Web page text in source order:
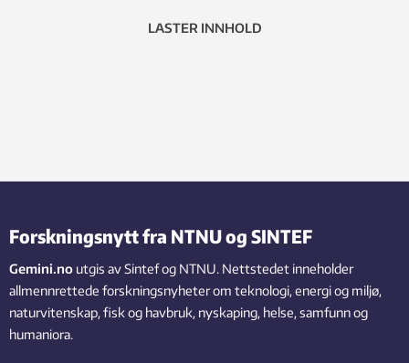
LASTER INNHOLD
Forskningsnytt fra NTNU og SINTEF
Gemini.no utgis av Sintef og NTNU. Nettstedet inneholder
allmennrettede forskningsnyheter om teknologi, energi og miljø,
naturvitenskap, fisk og havbruk, nyskaping, helse, samfunn og
humaniora.